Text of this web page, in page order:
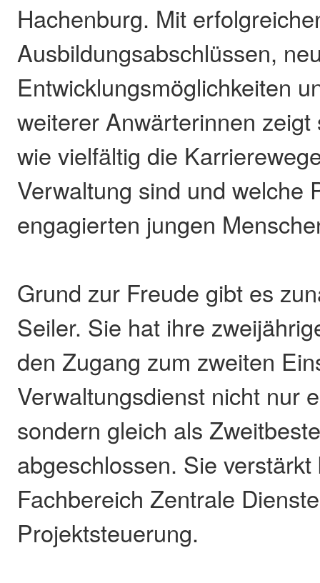
Hachenburg. Mit
Ausbildungsabschlüssen,
Entwicklungsmöglichkeiten
weiterer Anwärterinnen
wie vielfältig die
Verwaltung sind und welche
engagierten jungen
Grund zur Freude gibt es
Seiler. Sie hat ihre
den Zugang zum zweiten
Verwaltungsdienst nicht nur
sondern gleich als
abgeschlossen. Sie
Fachbereich Zentrale
Projektsteuerung.